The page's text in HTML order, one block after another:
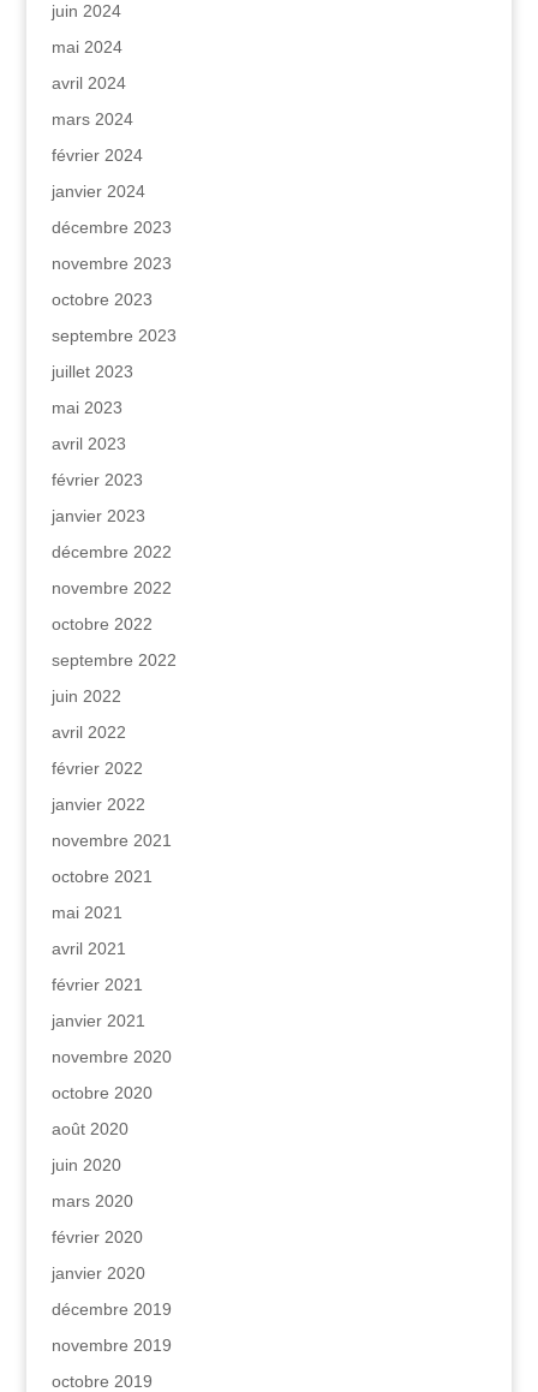
juin 2024
mai 2024
avril 2024
mars 2024
février 2024
janvier 2024
décembre 2023
novembre 2023
octobre 2023
septembre 2023
juillet 2023
mai 2023
avril 2023
février 2023
janvier 2023
décembre 2022
novembre 2022
octobre 2022
septembre 2022
juin 2022
avril 2022
février 2022
janvier 2022
novembre 2021
octobre 2021
mai 2021
avril 2021
février 2021
janvier 2021
novembre 2020
octobre 2020
août 2020
juin 2020
mars 2020
février 2020
janvier 2020
décembre 2019
novembre 2019
octobre 2019